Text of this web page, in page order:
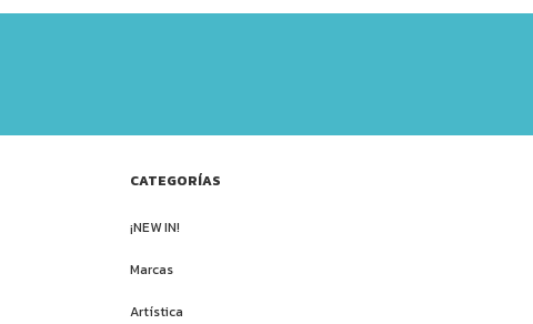
CATEGORÍAS
¡NEW IN!
Marcas
Artística